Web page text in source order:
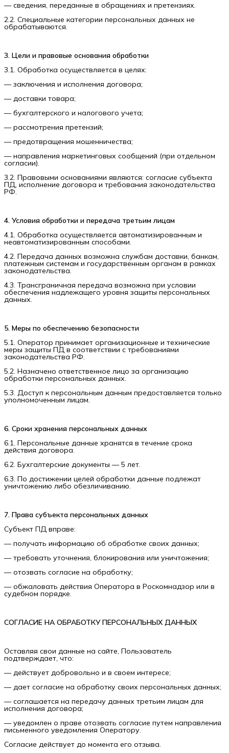
— сведения, переданные в обращениях и претензиях.
2.2. Специальные категории персональных данных не
обрабатываются.
3. Цели и правовые основания обработки
3.1. Обработка осуществляется в целях:
— заключения и исполнения договора;
— доставки товара;
— бухгалтерского и налогового учета;
— рассмотрения претензий;
— предотвращения мошенничества;
— направления маркетинговых сообщений (при отдельном
согласии).
3.2. Правовыми основаниями являются: согласие субъекта
ПД, исполнение договора и требования законодательства
РФ.
4. Условия обработки и передача третьим лицам
4.1. Обработка осуществляется автоматизированным и
неавтоматизированным способами.
4.2. Передача данных возможна службам доставки, банкам,
платежным системам и государственным органам в рамках
законодательства.
4.3. Трансграничная передача возможна при условии
обеспечения надлежащего уровня защиты персональных
данных.
5. Меры по обеспечению безопасности
5.1. Оператор принимает организационные и технические
меры защиты ПД в соответствии с требованиями
законодательства РФ.
5.2. Назначено ответственное лицо за организацию
обработки персональных данных.
5.3. Доступ к персональным данным предоставляется только
уполномоченным лицам.
6. Сроки хранения персональных данных
6.1. Персональные данные хранятся в течение срока
действия договора.
6.2. Бухгалтерские документы — 5 лет.
6.3. По достижении целей обработки данные подлежат
уничтожению либо обезличиванию.
7. Права субъекта персональных данных
Субъект ПД вправе:
— получать информацию об обработке своих данных;
— требовать уточнения, блокирования или уничтожения;
— отозвать согласие на обработку;
— обжаловать действия Оператора в Роскомнадзор или в
судебном порядке.
СОГЛАСИЕ НА ОБРАБОТКУ ПЕРСОНАЛЬНЫХ ДАННЫХ
Оставляя свои данные на сайте, Пользователь
подтверждает, что:
— действует добровольно и в своем интересе;
— дает согласие на обработку своих персональных данных;
— соглашается на передачу данных третьим лицам для
исполнения договора;
— уведомлен о праве отозвать согласие путем направления
письменного уведомления Оператору.
Согласие действует до момента его отзыва.